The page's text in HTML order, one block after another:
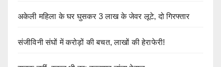
अकेली महिला के घर घुसकर 3 लाख के जेवर लूटे, दो गिरफ्तार
संजीविनी संघों में करोड़ों की बचत, लाखों की हेराफेरी!